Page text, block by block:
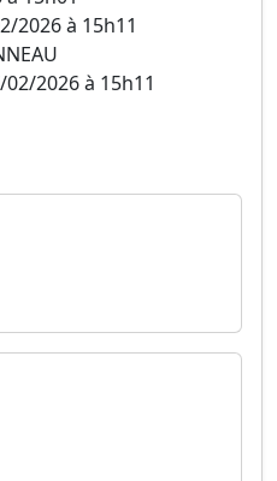
2026 à 15h11
02/2026 à 15h11